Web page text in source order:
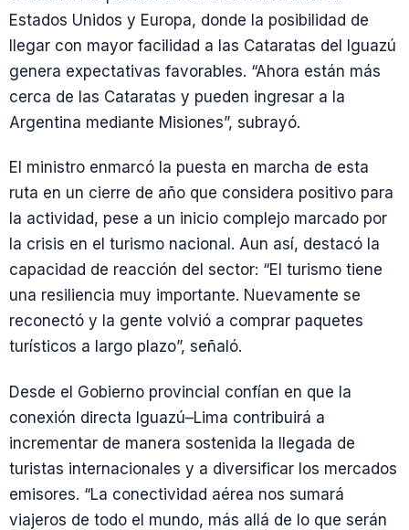
Estados Unidos y Europa, donde la posibilidad de
llegar con mayor facilidad a las Cataratas del Iguazú
genera expectativas favorables. “Ahora están más
cerca de las Cataratas y pueden ingresar a la
Argentina mediante Misiones”, subrayó.
El ministro enmarcó la puesta en marcha de esta
ruta en un cierre de año que considera positivo para
la actividad, pese a un inicio complejo marcado por
la crisis en el turismo nacional. Aun así, destacó la
capacidad de reacción del sector: “El turismo tiene
una resiliencia muy importante. Nuevamente se
reconectó y la gente volvió a comprar paquetes
turísticos a largo plazo”, señaló.
Desde el Gobierno provincial confían en que la
conexión directa Iguazú–Lima contribuirá a
incrementar de manera sostenida la llegada de
turistas internacionales y a diversificar los mercados
emisores. “La conectividad aérea nos sumará
viajeros de todo el mundo, más allá de lo que serán